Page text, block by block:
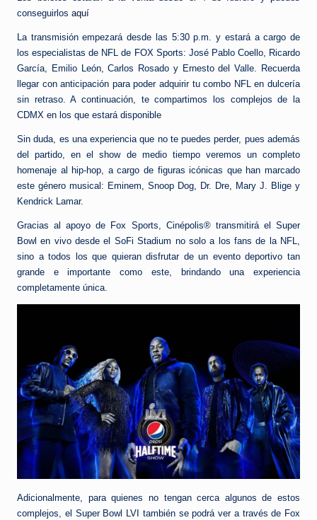
conseguirlos aquí
La transmisión empezará desde las 5:30 p.m. y estará a cargo de
los especialistas de NFL de FOX Sports: José Pablo Coello, Ricardo
García, Emilio León, Carlos Rosado y Ernesto del Valle. Recuerda
llegar con anticipación para poder adquirir tu combo NFL en dulcería
sin retraso. A continuación, te compartimos los complejos de la
CDMX en los que estará disponible
Sin duda, es una experiencia que no te puedes perder, pues además
del partido, en el show de medio tiempo veremos un completo
homenaje al hip-hop, a cargo de figuras icónicas que han marcado
este género musical: Eminem, Snoop Dog, Dr. Dre, Mary J. Blige y
Kendrick Lamar.
Gracias al apoyo de Fox Sports, Cinépolis® transmitirá el Super
Bowl en vivo desde el SoFi Stadium no solo a los fans de la NFL,
sino a todos los que quieran disfrutar de un evento deportivo tan
grande e importante como este, brindando una experiencia
completamente única.
Adicionalmente, para quienes no tengan cerca algunos de estos
complejos, el Super Bowl LVI también se podrá ver a través de Fox